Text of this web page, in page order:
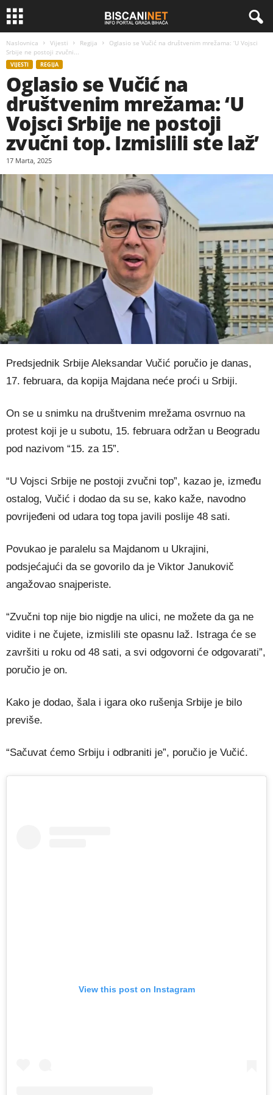
Naslovnica Vijesti Regija
Oglasio se Vučić na društvenim mrežama: ‘U Vojsci
Srbije ne postoji zvučni...
VIJESTI REGIJA
Oglasio se Vučić na
društvenim mrežama: ‘U
Vojsci Srbije ne postoji
zvučni top. Izmislili ste laž’
17 Marta, 2025
Predsjednik Srbije Aleksandar Vučić poručio je danas,
17. februara, da kopija Majdana neće proći u Srbiji.
On se u snimku na društvenim mrežama osvrnuo na
protest koji je u subotu, 15. februara održan u Beogradu
pod nazivom “15. za 15”.
“U Vojsci Srbije ne postoji zvučni top”, kazao je, između
ostalog, Vučić i dodao da su se, kako kaže, navodno
povrijeđeni od udara tog topa javili poslije 48 sati.
Povukao je paralelu sa Majdanom u Ukrajini,
podsjećajući da se govorilo da je Viktor Јanukovič
angažovao snajperiste.
“Zvučni top nije bio nigdje na ulici, ne možete da ga ne
vidite i ne čujete, izmislili ste opasnu laž. Istraga će se
završiti u roku od 48 sati, a svi odgovorni će odgovarati”,
poručio je on.
Kako je dodao, šala i igara oko rušenja Srbije je bilo
previše.
“Sačuvat ćemo Srbiju i odbraniti je”, poručio je Vučić.
View this post on Instagram